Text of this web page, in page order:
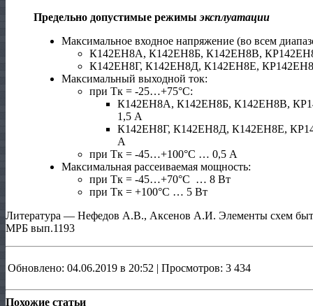
Предельно допустимые режимыэксплуатации
Максимальное входное напряжение (во всем
К142ЕН8А, К142ЕН8Б, К142ЕН8В,
К142ЕН8Г, К142ЕН8Д, К142ЕН8Е,
Максимальный выходной ток:
при Тк = -25…+75°С:
К142ЕН8А, К142ЕН8Б, К142ЕН8В,
1,5 А
К142ЕН8Г, К142ЕН8Д, К142ЕН8Е,
А
при Тк = -45…+100°С … 0,5 А
Максимальная рассеиваемая мощность:
при Тк = -45…+70°С … 8 Вт
при Тк = +100°С … 5 Вт
Литература — Нефедов А.В., Аксенов А.И. Элементы схем
МРБ вып.1193
Обновлено: 04.06.2019 в 20:52 | Просмотров: 3 434
Похожие статьи